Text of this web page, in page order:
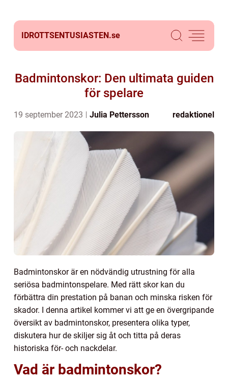
IDROTTSENTUSIASTEN.se
Badmintonskor: Den ultimata guiden
för spelare
19 september 2023 Julia Pettersson redaktionel
Badmintonskor är en nödvändig utrustning för alla
seriösa badmintonspelare. Med rätt skor kan du
förbättra din prestation på banan och minska risken för
skador. I denna artikel kommer vi att ge en övergripande
översikt av badmintonskor, presentera olika typer,
diskutera hur de skiljer sig åt och titta på deras
historiska för- och nackdelar.
Vad är badmintonskor?